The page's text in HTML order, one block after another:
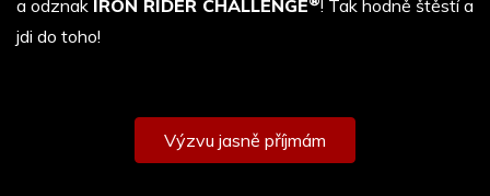
a odznak IRON RIDER CHALLENGE ! Tak hodně štěstí a
jdi do toho!
Výzvu jasně příjmám